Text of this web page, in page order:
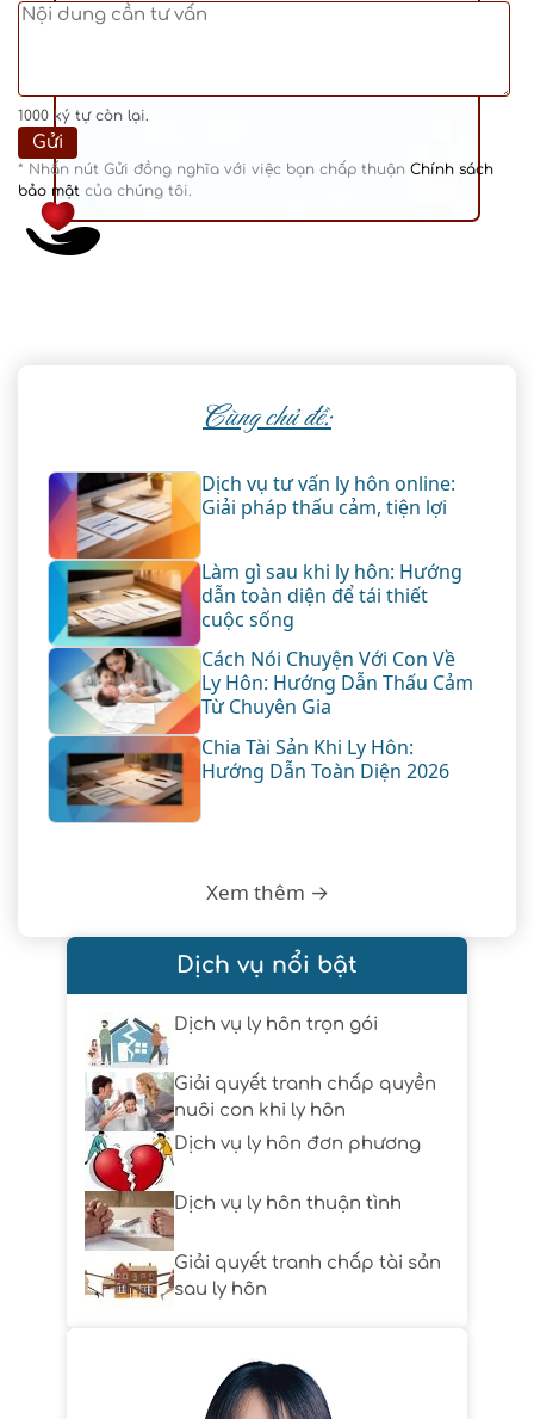
1000 ký tự còn lại.
* Nhấn nút Gửi đồng nghĩa với việc bạn chấp thuận Chính sách
bảo mật của chúng tôi.
Cùng chủ đề:
Dịch vụ tư vấn ly hôn online:
Giải pháp thấu cảm, tiện lợi
Làm gì sau khi ly hôn: Hướng
dẫn toàn diện để tái thiết
cuộc sống
Cách Nói Chuyện Với Con Về
Ly Hôn: Hướng Dẫn Thấu Cảm
Từ Chuyên Gia
Chia Tài Sản Khi Ly Hôn:
Hướng Dẫn Toàn Diện 2026
Xem thêm →
Dịch vụ nổi bật
Dịch vụ ly hôn trọn gói
Giải quyết tranh chấp quyền
nuôi con khi ly hôn
Dịch vụ ly hôn đơn phương
Dịch vụ ly hôn thuận tình
Giải quyết tranh chấp tài sản
sau ly hôn